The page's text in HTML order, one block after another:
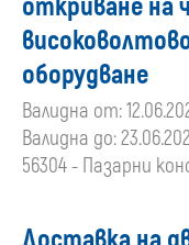
откриване на
оборудване
Валидна от:
Валидна до:
56304 - Пазарни